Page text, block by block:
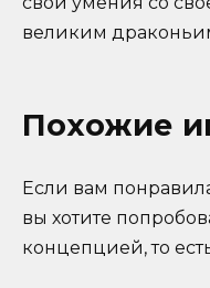
великим
Похожие
Если вам
вы хотите
концепцией, то